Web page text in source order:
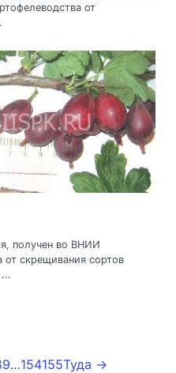
от
получен во ВНИИ
скрещивания сортов
9…154155Туда →